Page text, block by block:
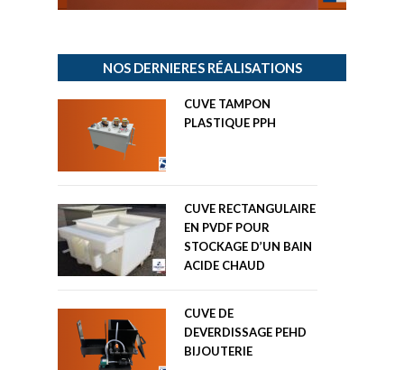
NOS DERNIERES RÉALISATIONS
CUVE TAMPON
PLASTIQUE PPH
CUVE RECTANGULAIRE
EN PVDF POUR
STOCKAGE D’UN BAIN
ACIDE CHAUD
CUVE DE
DEVERDISSAGE PEHD
BIJOUTERIE